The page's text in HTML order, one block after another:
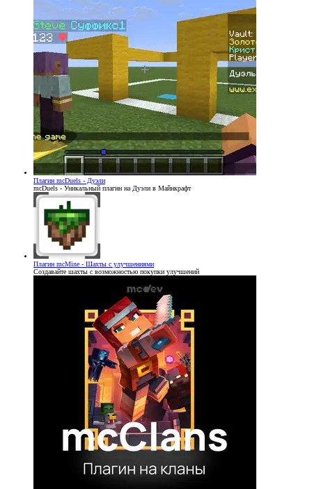
Плагин mcDuels - Дуэли
mcDuels - Уникальный плагин на Дуэли в Майнкрафт
Плагин mcMine - Шахты с улучшениями
Создавайте шахты с возможностью покупки улучшений